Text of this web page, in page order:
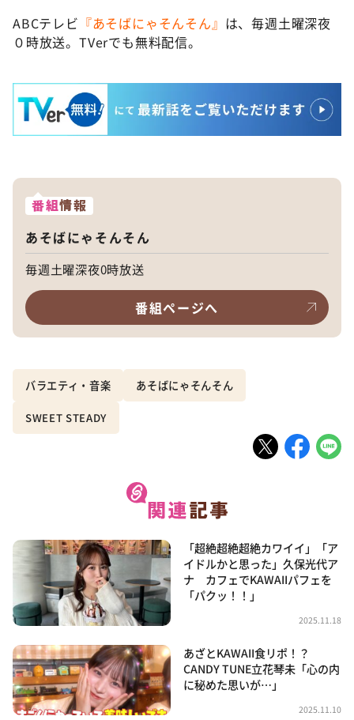
ABCテレビ 『あそばにゃそんそん』 は、毎週土曜深夜
０時放送。TVerでも無料配信。
番組情報
あそばにゃそんそん
毎週土曜深夜0時放送
番組ページへ
バラエティ・音楽 あそばにゃそんそん
SWEET STEADY
「超絶超絶超絶カワイイ」「ア
イドルかと思った」久保光代ア
ナ カフェでKAWAIIパフェを
「パクッ！！」
2025.11.18
あざとKAWAII食リポ！？
CANDY TUNE立花琴未「心の内
に秘めた思いが…」
2025.11.10